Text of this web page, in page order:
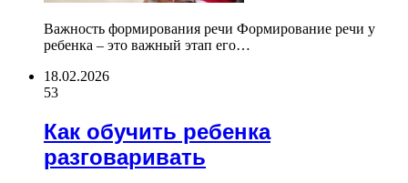
Важность формирования речи Формирование речи у
ребенка – это важный этап его…
18.02.2026
53
Как обучить ребенка
разговаривать